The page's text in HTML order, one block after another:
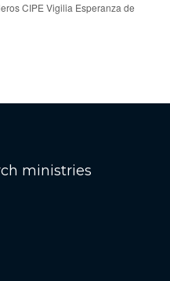
CIPE Vigilia Esperanza de